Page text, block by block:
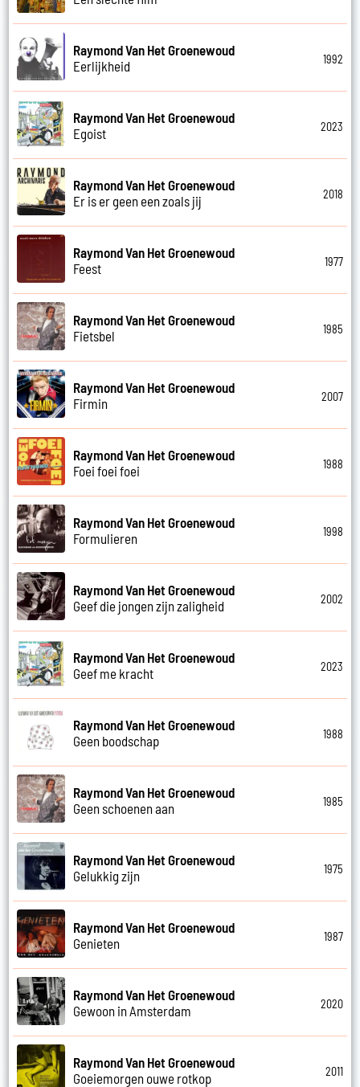
Raymond Van Het Groenewoud
Eerlijkheid
1992
Raymond Van Het Groenewoud
Egoist
2023
Raymond Van Het Groenewoud
Er is er geen een zoals jij
2018
Raymond Van Het Groenewoud
Feest
1977
Raymond Van Het Groenewoud
Fietsbel
1985
Raymond Van Het Groenewoud
Firmin
2007
Raymond Van Het Groenewoud
Foei foei foei
1988
Raymond Van Het Groenewoud
Formulieren
1998
Raymond Van Het Groenewoud
Geef die jongen zijn zaligheid
2002
Raymond Van Het Groenewoud
Geef me kracht
2023
Raymond Van Het Groenewoud
Geen boodschap
1988
Raymond Van Het Groenewoud
Geen schoenen aan
1985
Raymond Van Het Groenewoud
Gelukkig zijn
1975
Raymond Van Het Groenewoud
Genieten
1987
Raymond Van Het Groenewoud
Gewoon in Amsterdam
2020
Raymond Van Het Groenewoud
Goeiemorgen ouwe rotkop
2011